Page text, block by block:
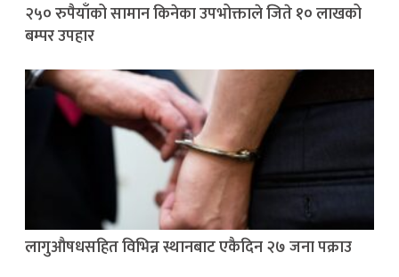
२५० रुपैयाँको सामान किनेका उपभोक्ताले जिते १० लाखको
बम्पर उपहार
लागुऔषधसहित विभिन्न स्थानबाट एकैदिन २७ जना पक्राउ